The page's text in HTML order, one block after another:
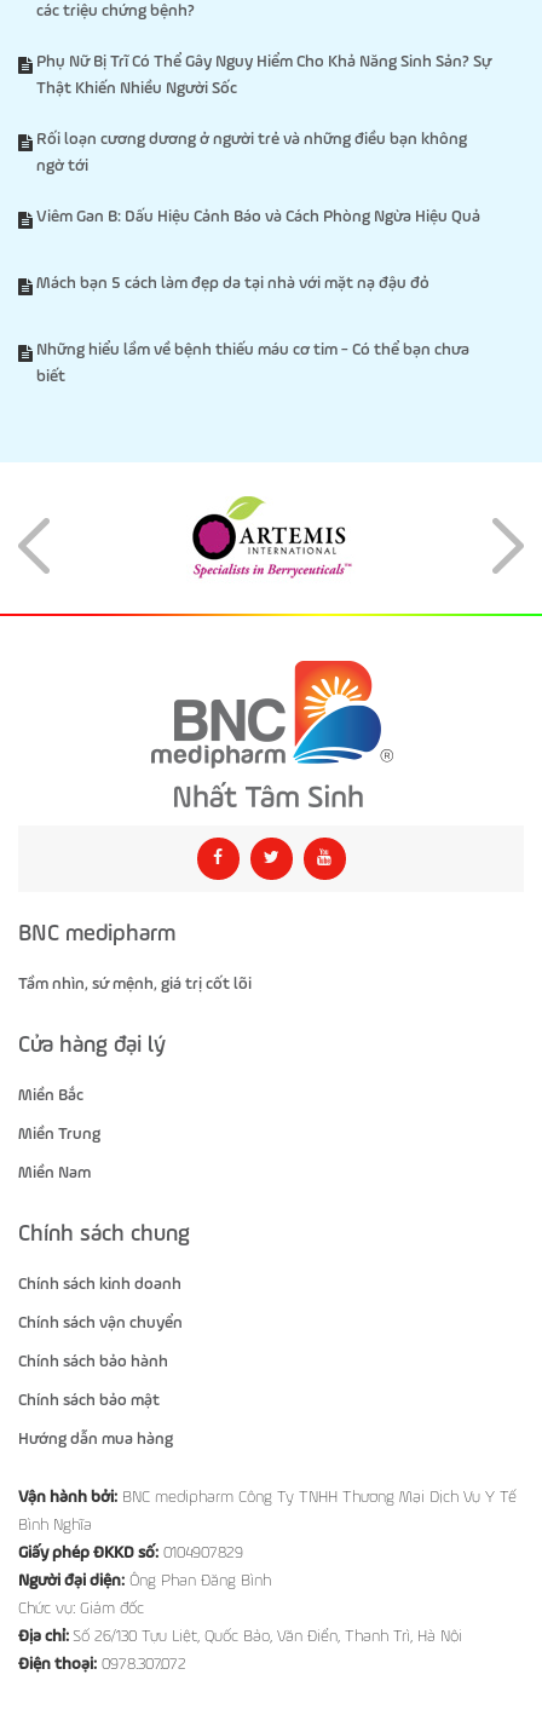
các triệu chứng bệnh?
Phụ Nữ Bị Trĩ Có Thể Gây Nguy Hiểm Cho Khả Năng Sinh Sản? Sự
Thật Khiến Nhiều Người Sốc
Rối loạn cương dương ở người trẻ và những điều bạn không
ngờ tới
Viêm Gan B: Dấu Hiệu Cảnh Báo và Cách Phòng Ngừa Hiệu Quả
Mách bạn 5 cách làm đẹp da tại nhà với mặt nạ đậu đỏ
Những hiểu lầm về bệnh thiếu máu cơ tim - Có thể bạn chưa
biết
BNC medipharm
Tầm nhìn, sứ mệnh, giá trị cốt lõi
Cửa hàng đại lý
Miền Bắc
Miền Trung
Miền Nam
Chính sách chung
Chính sách kinh doanh
Chính sách vận chuyển
Chính sách bảo hành
Chính sách bảo mật
Hướng dẫn mua hàng
Vận hành bởi: BNC medipharm Công Ty TNHH Thương Mại Dịch Vụ Y Tế
Bình Nghĩa
Giấy phép ĐKKD số: 0104907829
Người đại diện: Ông Phan Đăng Bình
Chức vụ: Giám đốc
Địa chỉ: Số 26/130 Tựu Liệt, Quốc Bảo, Văn Điển, Thanh Trì, Hà Nội
Điện thoại: 0978.307.072